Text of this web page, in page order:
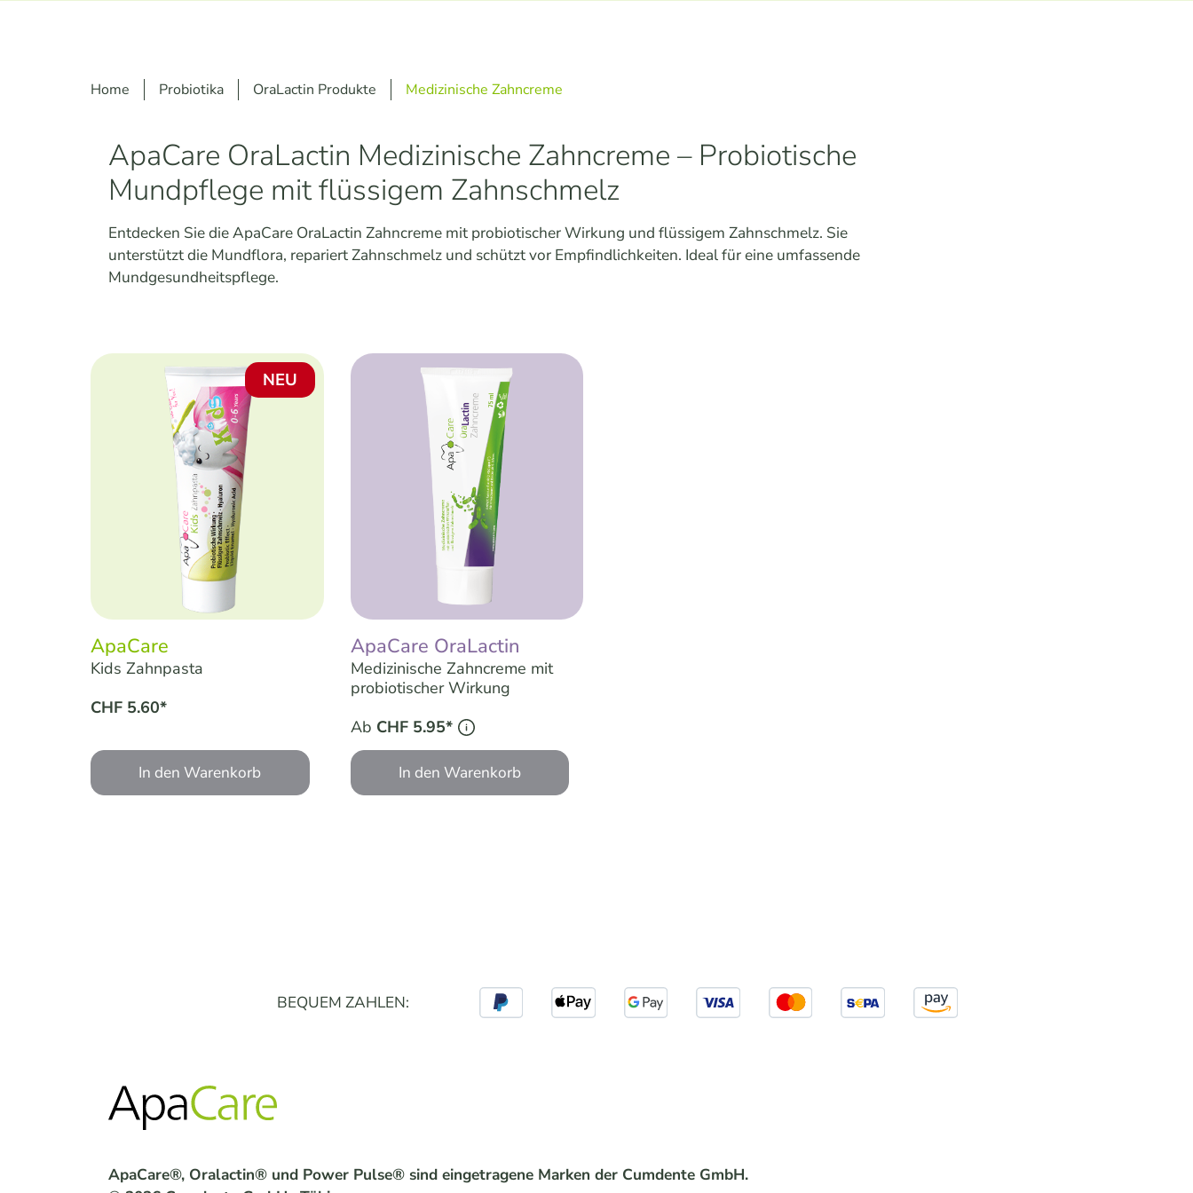
Home Probiotika OraLactin Produkte Medizinische Zahncreme
ApaCare OraLactin Medizinische Zahncreme – Probiotische
Mundpflege mit flüssigem Zahnschmelz
Entdecken Sie die ApaCare OraLactin Zahncreme mit probiotischer Wirkung und flüssigem Zahnschmelz. Sie
unterstützt die Mundflora, repariert Zahnschmelz und schützt vor Empfindlichkeiten. Ideal für eine umfassende
Mundgesundheitspflege.
NEU
ApaCare
Kids Zahnpasta
CHF 5.60*
In den Warenkorb
ApaCare OraLactin
Medizinische Zahncreme mit
probiotischer Wirkung
Ab CHF 5.95*
In den Warenkorb
BEQUEM ZAHLEN:
ApaCare®, Oralactin® und Power Pulse® sind eingetragene Marken der Cumdente GmbH.